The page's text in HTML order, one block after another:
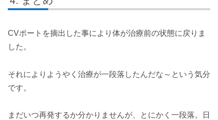
CVポートを摘出した事により体が治療前の状態に戻りま
した。
それによりようやく治療が一段落したんだな～という気分
です。
まだいつ再発するか分かりませんが、とにかく一段落。日